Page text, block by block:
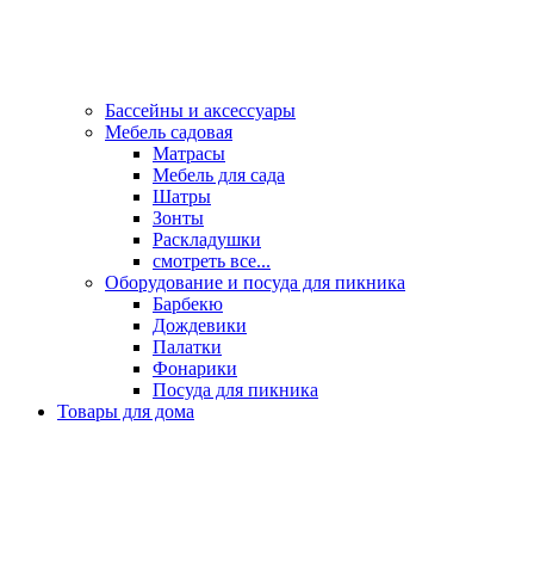
Бассейны и аксессуары
Мебель садовая
Матрасы
Мебель для сада
Шатры
Зонты
Раскладушки
смотреть все...
Оборудование и посуда для пикника
Барбекю
Дождевики
Палатки
Фонарики
Посуда для пикника
Товары для дома